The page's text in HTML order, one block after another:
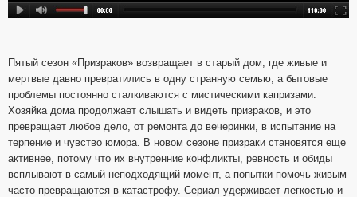
Пятый сезон «Призраков» возвращает в старый дом, где живые и
мертвые давно превратились в одну странную семью, а бытовые
проблемы постоянно сталкиваются с мистическими капризами.
Хозяйка дома продолжает слышать и видеть призраков, и это
превращает любое дело, от ремонта до вечеринки, в испытание на
терпение и чувство юмора. В новом сезоне призраки становятся еще
активнее, потому что их внутренние конфликты, ревность и обиды
всплывают в самый неподходящий момент, а попытки помочь живым
часто превращаются в катастрофу. Сериал удерживает легкостью и